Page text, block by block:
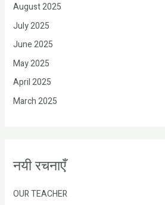
August 2025
July 2025
June 2025
May 2025
April 2025
March 2025
नयी रचनाएँ
OUR TEACHER